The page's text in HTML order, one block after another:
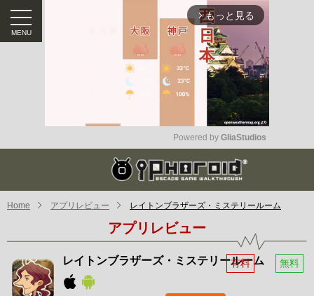
arrow_forward_ios もっと見る
Mute
Powered by GliaStudios
Home アプリレビュー レイトンブラザーズ・ミステリールーム
アプリレビュー
レイトンブラザーズ・ミステリールーム
有料 無料